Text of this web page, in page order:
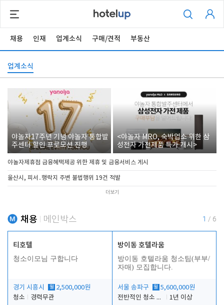
채용 인재 업계소식 구매/견적 부동산
업계소식
야놀자17주년 기념 야놀자 통합발
주센터 할인 프로모션 진행
<야놀자 MRO, 숙박업소 위한 삼
성전자 가전제품 특가 개시>
야놀자제휴점 금융혜택제공 위한 제휴 및 금융서비스 게시
울산시, 피서․행락지 주변 불법행위 19건 적발
더보기
채용 메인박스 1 / 6
티호텔
청소이모님 구합니다
경기 시흥시 월 2,500,000원
청소
경력무관
방이동 호텔라움
방이동 호텔라움 청소팀(부부/
자매) 모집합니다.
서울 송파구 월 5,600,000원
전반적인 청소 업무(객실청소.객실정리)
1년 이상